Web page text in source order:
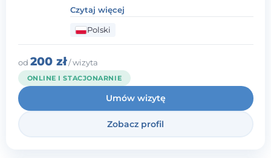
momenty, opierając współpracę na
wzajemnym zaufaniu i otwartej
komunikacji. Posiadam doświadczenie w
pracy z dziećmi i młodzieżą mierzącymi się
z różnorodnymi trudnościami
emocjonalnymi oraz rozwojowymi.
Czytaj więcej
Polski
od 200 zł/ wizyta
ONLINE I STACJONARNIE
Umów wizytę
Zobacz profil